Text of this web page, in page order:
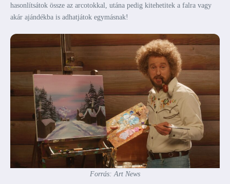
hasonlítsátok össze az arcotokkal, utána pedig kitehetitek a falra vagy
akár ajándékba is adhatjátok egymásnak!
Forrás: Art News